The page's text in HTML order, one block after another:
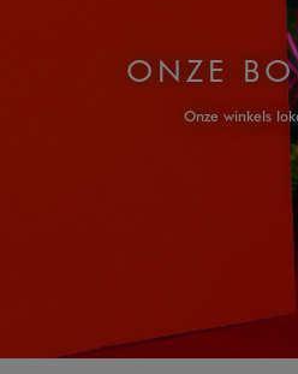
ONZE
Onze winkels